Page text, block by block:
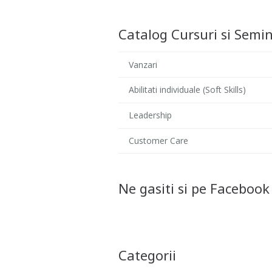
Catalog Cursuri si
Vanzari
Abilitati individuale (Soft Skills)
Leadership
Customer Care
Ne gasiti si pe Facebook
Categorii